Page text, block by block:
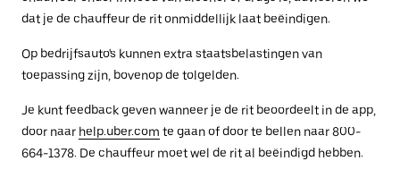
dat je de chauffeur de rit onmiddellijk laat beëindigen.
Op bedrijfsauto's kunnen extra staatsbelastingen van
toepassing zijn, bovenop de tolgelden.
Je kunt feedback geven wanneer je de rit beoordeelt in de app,
door naar help.uber.com te gaan of door te bellen naar 800-
664-1378. De chauffeur moet wel de rit al beëindigd hebben.